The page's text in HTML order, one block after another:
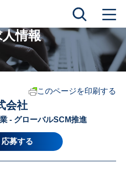
情報
このページを印刷する
会社
- グローバルSCM推進
応募する